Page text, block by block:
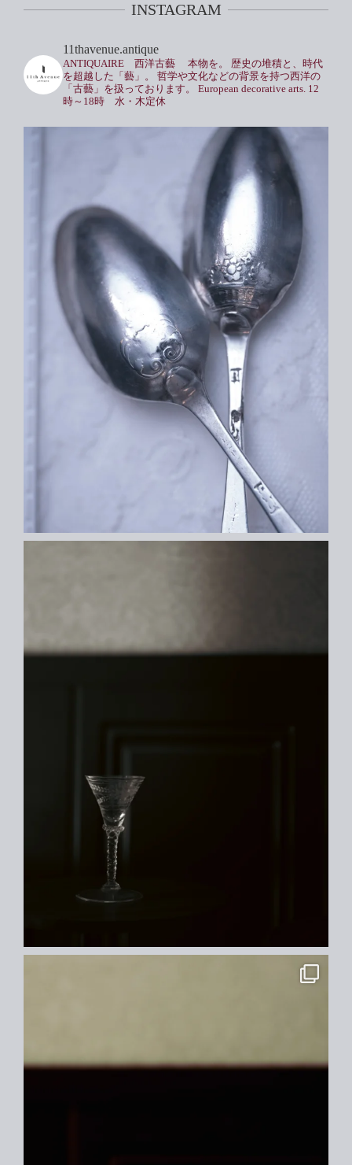
INSTAGRAM
11thavenue.antique
ANTIQUAIRE 西洋古藝 本物を。
歴史の堆積と、時代
を超越した「藝」。
哲学や文化などの背景を持つ西洋の
「古藝」を扱っております。
European decorative arts. 12
時～18時 水・木定休